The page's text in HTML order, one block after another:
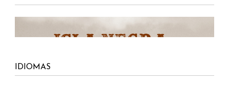
IDIOMAS